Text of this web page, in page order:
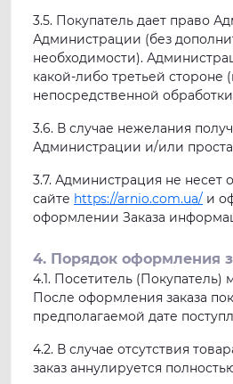
3.5. Покупатель дает право
Администрации (без
необходимости).
какой-либо третьей
непосредственной
3.6. В случае нежелания
Администрации и/или
3.7. Администрация не несет
сайте https://arnio.com.ua/ и
оформлении Заказа
4. Порядок оформления
4.1. Посетитель (Покупатель)
После оформления заказа
предполагаемой дате
4.2. В случае отсутствия
заказ аннулируется